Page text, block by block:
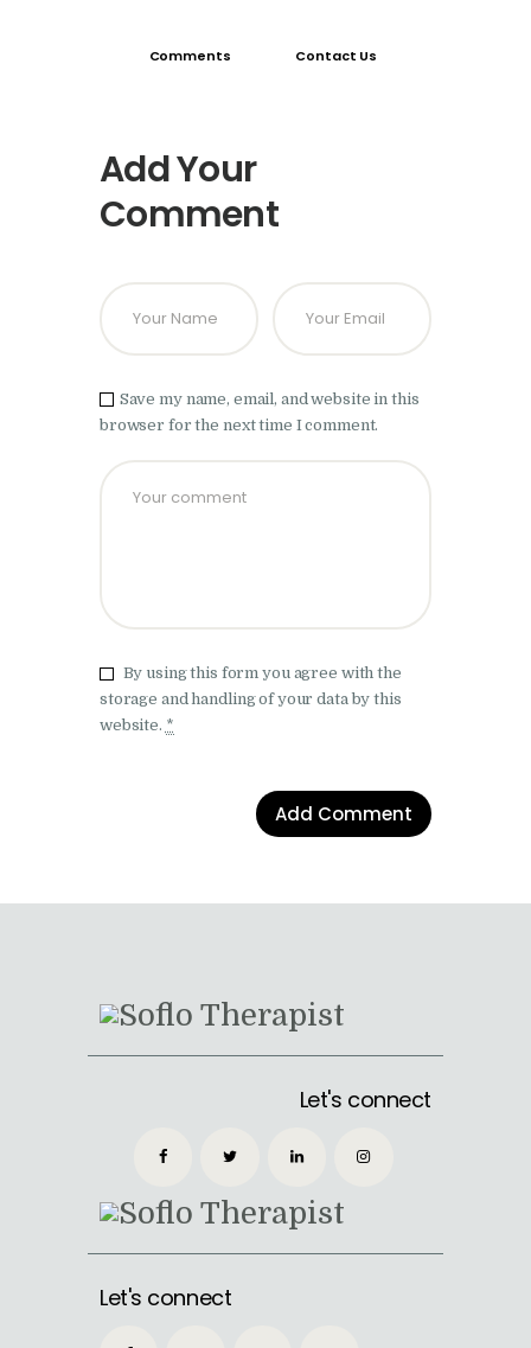
Comments Contact Us
Add Your
Comment
Save my name, email, and website in this
browser for the next time I comment.
By using this form you agree with the
storage and handling of your data by this
website. *
Let's connect
Let's connect